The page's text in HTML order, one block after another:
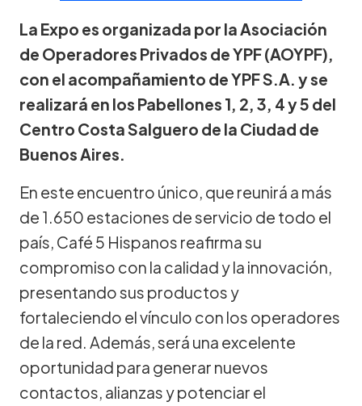
La Expo es organizada por la Asociación
de Operadores Privados de YPF (AOYPF),
con el acompañamiento de YPF S.A. y se
realizará en los Pabellones 1, 2, 3, 4 y 5 del
Centro Costa Salguero de la Ciudad de
Buenos Aires.
En este encuentro único, que reunirá a más
de 1.650 estaciones de servicio de todo el
país, Café 5 Hispanos reafirma su
compromiso con la calidad y la innovación,
presentando sus productos y
fortaleciendo el vínculo con los operadores
de la red. Además, será una excelente
oportunidad para generar nuevos
contactos, alianzas y potenciar el